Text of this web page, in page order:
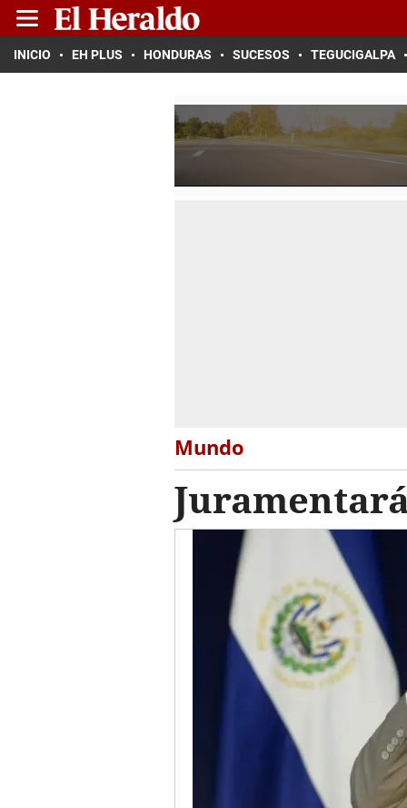
INICIO EH PLUS HONDURAS SUCESOS TEGUCIGALPA
Mundo